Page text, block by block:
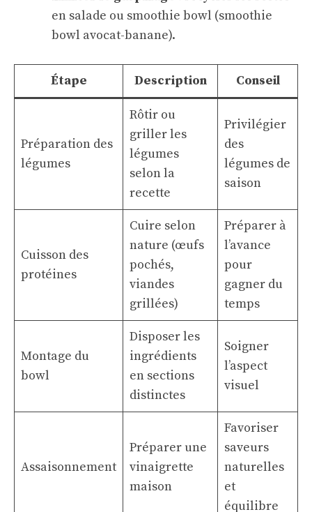
en salade ou smoothie bowl (smoothie
bowl avocat-banane).
Étape Description Conseil
Préparation des
légumes
Rôtir ou
griller les
légumes
selon la
recette
Privilégier
des
légumes de
saison
Cuisson des
protéines
Cuire selon
nature (œufs
pochés,
viandes
grillées)
Préparer à
l’avance
pour
gagner du
temps
Montage du
bowl
Disposer les
ingrédients
en sections
distinctes
Soigner
l’aspect
visuel
Assaisonnement
Préparer une
vinaigrette
maison
Favoriser
saveurs
naturelles
et
équilibre